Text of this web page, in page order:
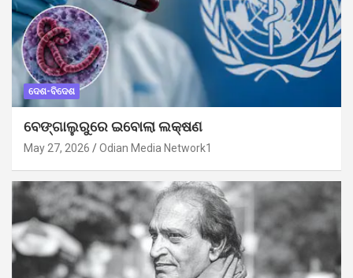
ଦେଶ-ବିଦେଶ
ବେଙ୍ଗାଲୁରୁରେ ଇବୋଲା ଲକ୍ଷଣ
May 27, 2026 Odian Media Network1